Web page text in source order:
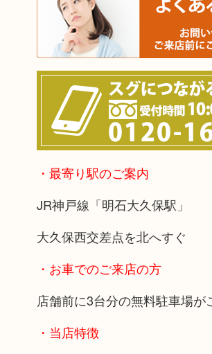
・最寄り駅のご案内
JR神戸線「明石大久保駅」
大久保西交差点を北へすぐ
・お車でのご来店の方
店舗前に3台分の無料駐車場が
・当店特徴